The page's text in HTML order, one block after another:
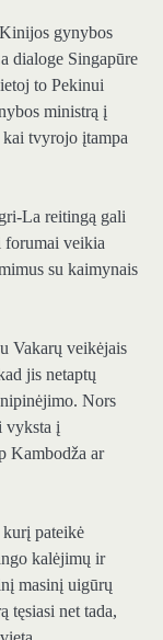
gynybos
dialoge Singapūre
to Pekinui
ministrą į
tvyrojo įtampa
La reitingą gali
forumai veikia
su kaimynais
Vakarų veikėjais
jis netaptų
Nors
vyksta į
Kambodža ar
kurį pateikė
kalėjimų ir
masinį uigūrų
tęsiasi net tada,